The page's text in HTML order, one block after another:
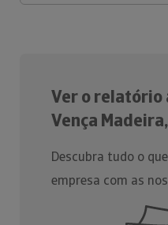
Ver o relatório
Vença
Descubra tudo o
empresa com as